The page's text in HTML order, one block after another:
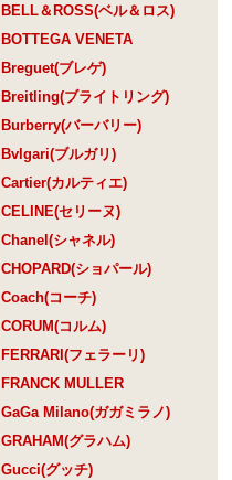
BELL＆ROSS(ベル＆ロス)
BOTTEGA VENETA
Breguet(ブレゲ)
Breitling(ブライトリング)
Burberry(バーバリー)
Bvlgari(ブルガリ)
Cartier(カルティエ)
CELINE(セリーヌ)
Chanel(シャネル)
CHOPARD(ショパール)
Coach(コーチ)
CORUM(コルム)
FERRARI(フェラーリ)
FRANCK MULLER
GaGa Milano(ガガミラノ)
GRAHAM(グラハム)
Gucci(グッチ)